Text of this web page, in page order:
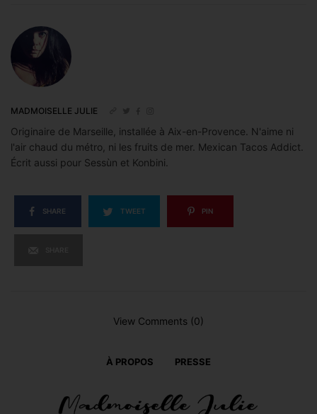
MADMOISELLE JULIE
Originaire de Marseille, installée à Aix-en-Provence. N'aime ni
l'air chaud du métro, ni les fruits de mer. Mexican Tacos Addict.
Écrit aussi pour Sessùn et Konbini.
SHARE TWEET PIN
View Comments (0)
À PROPOS PRESSE